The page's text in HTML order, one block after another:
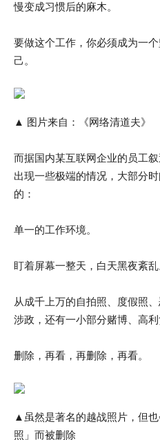
慢变成习惯后的麻木。
要做这个工作，你必须成为一
己。
▲ 图片来自：《网络清道夫》
而据国内某互联网企业的员工
出现一些极端的情况，大部分
的：
单一的工作环境。
盯着屏幕一整天，白天黑夜紊乱
从成千上万的自拍照、度假照
涉政，还有一小部分赌博、高利
删除，再看，再删除，再看。
▲虽然是著名的越战照片，但
照」而被删除